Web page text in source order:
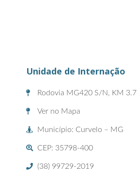
Unidade de Internação
Rodovia MG420 S/N, KM 3.7
Ver no Mapa
Município: Curvelo – MG
CEP: 35798-400
(38) 99729-2019